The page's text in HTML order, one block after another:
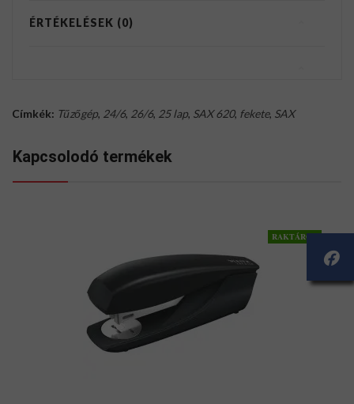
ÉRTÉKELÉSEK (0)
Címkék: Tűzőgép, 24/6, 26/6, 25 lap, SAX 620, fekete, SAX
Kapcsolodó termékek
RAKTÁRON